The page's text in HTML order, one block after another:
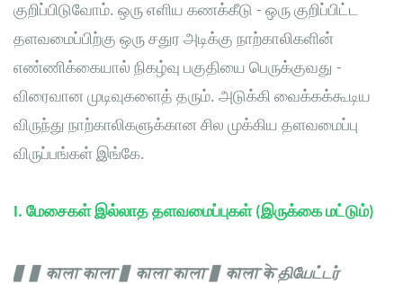
குறிப்பிடுவோம். ஒரு எளிய கணக்கீடு - ஒரு குறிப்பிட்ட
தளவமைப்பிற்கு ஒரு சதுர அடிக்கு நாற்காலிகளின்
எண்ணிக்கையால் நிகழ்வு பகுதியை பெருக்குவது -
விரைவான முடிவுகளைத் தரும். அடுக்கி வைக்கக்கூடிய
விருந்து நாற்காலிகளுக்கான சில முக்கிய தளவமைப்பு
விருப்பங்கள் இங்கே.
I. மேசைகள் இல்லாத தளவமைப்புகள் (இருக்கை மட்டும்)
▋ ▋ काला काला ▋ काला काला ▋ काला के தியேட்டர்